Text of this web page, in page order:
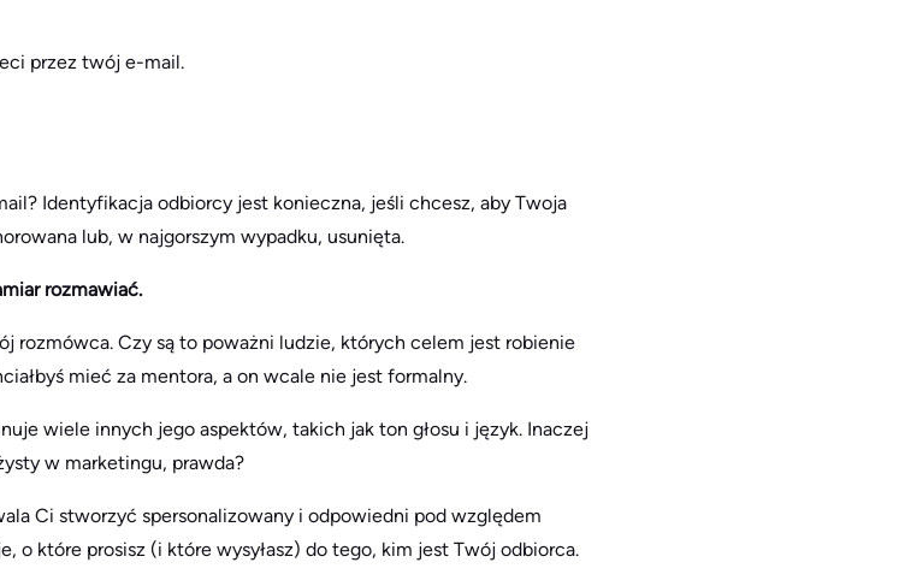
przez twój e-mail.
Identyfikacja odbiorcy jest konieczna, jeśli chcesz, aby Twoja
lub, w najgorszym wypadku, usunięta.
rozmawiać.
rozmówca. Czy są to poważni ludzie, których celem jest robienie
mieć za mentora, a on wcale nie jest formalny.
wiele innych jego aspektów, takich jak ton głosu i język. Inaczej
w marketingu, prawda?
Ci stworzyć spersonalizowany i odpowiedni pod względem
o które prosisz (i które wysyłasz) do tego, kim jest Twój odbiorca.